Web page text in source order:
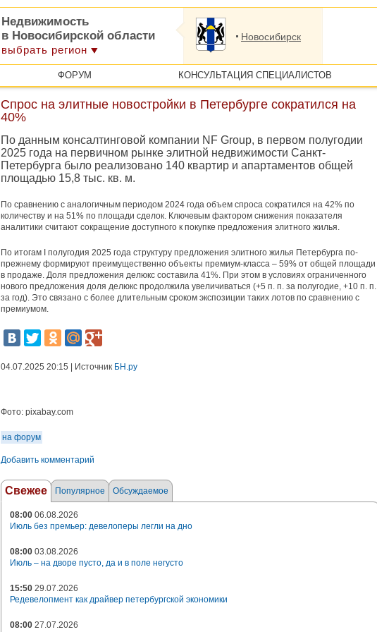
Недвижимость
в Новосибирской области
выбрать регион
Новосибирск
ФОРУМ КОНСУЛЬТАЦИЯ СПЕЦИАЛИСТОВ
Спрос на элитные новостройки в Петербурге сократился на
40%
По данным консалтинговой компании NF Group, в первом полугодии
2025 года на первичном рынке элитной недвижимости Санкт-
Петербурга было реализовано 140 квартир и апартаментов общей
площадью 15,8 тыс. кв. м.
По сравнению с аналогичным периодом 2024 года объем спроса сократился на 42% по
количеству и на 51% по площади сделок. Ключевым фактором снижения показателя
аналитики считают сокращение доступного к покупке предложения элитного жилья.
По итогам I полугодия 2025 года структуру предложения элитного жилья Петербурга по-
прежнему формируют преимущественно объекты премиум-класса – 59% от общей площади
в продаже. Доля предложения делюкс составила 41%. При этом в условиях ограниченного
нового предложения доля делюкс продолжила увеличиваться (+5 п. п. за полугодие, +10 п. п.
за год). Это связано с более длительным сроком экспозиции таких лотов по сравнению с
премиумом.
04.07.2025 20:15 | Источник БН.ру
Фото: pixabay.com
на форум
Добавить комментарий
Свежее Популярное Обсуждаемое
08:00 06.08.2026
Июль без премьер: девелоперы легли на дно
08:00 03.08.2026
Июль – на дворе пусто, да и в поле негусто
15:50 29.07.2026
Редевелопмент как драйвер петербургской экономики
08:00 27.07.2026